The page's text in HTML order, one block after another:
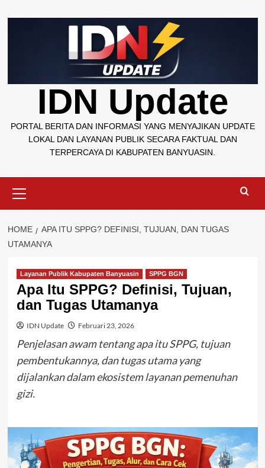
to
IDN Update
PORTAL BERITA DAN INFORMASI YANG MENYAJIKAN UPDATE
LOKAL DAN LAYANAN PUBLIK SECARA FAKTUAL DAN
TERPERCAYA DI KABUPATEN BANYUASIN.
Menu
HOME
APA ITU SPPG? DEFINISI, TUJUAN, DAN TUGAS
UTAMANYA
Layanan Publik Kabupaten Banyuasin SPPG BGN
Apa Itu SPPG? Definisi, Tujuan,
dan Tugas Utamanya
IDN Update Februari 23, 2026
Penjelasan awam tentang apa itu SPPG, tujuan
pembentukannya, dan tugas utama yang
dijalankan dalam ekosistem layanan pemenuhan
gizi.